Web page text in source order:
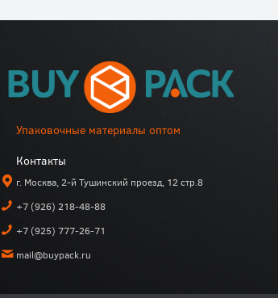
Упаковочные материалы оптом
Контакты
г. Москва, 2-й Тушинский проезд, 12 стр.8
+7 (926) 218-48-88
+7 (925) 777-26-71
mail@buypack.ru